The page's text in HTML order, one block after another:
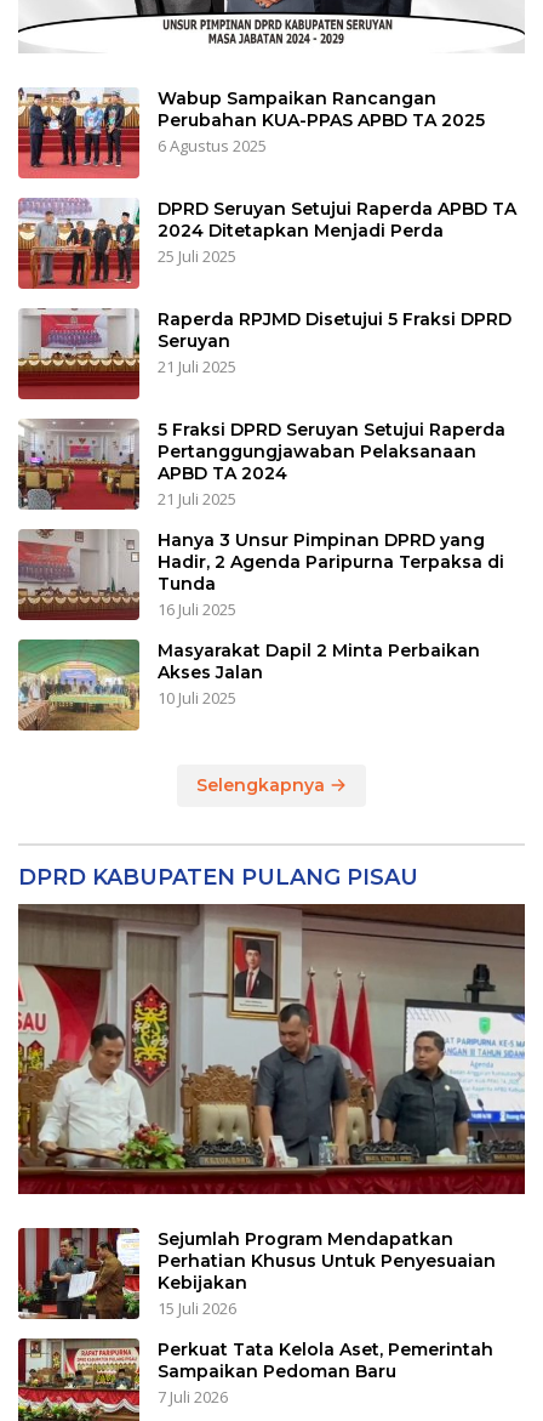
Wabup Sampaikan Rancangan
Perubahan KUA-PPAS APBD TA 2025
6 Agustus 2025
DPRD Seruyan Setujui Raperda APBD TA
2024 Ditetapkan Menjadi Perda
25 Juli 2025
Raperda RPJMD Disetujui 5 Fraksi DPRD
Seruyan
21 Juli 2025
5 Fraksi DPRD Seruyan Setujui Raperda
Pertanggungjawaban Pelaksanaan
APBD TA 2024
21 Juli 2025
Hanya 3 Unsur Pimpinan DPRD yang
Hadir, 2 Agenda Paripurna Terpaksa di
Tunda
16 Juli 2025
Masyarakat Dapil 2 Minta Perbaikan
Akses Jalan
10 Juli 2025
Selengkapnya
DPRD KABUPATEN PULANG PISAU
Sejumlah Program Mendapatkan
Perhatian Khusus Untuk Penyesuaian
Kebijakan
15 Juli 2026
Perkuat Tata Kelola Aset, Pemerintah
Sampaikan Pedoman Baru
7 Juli 2026